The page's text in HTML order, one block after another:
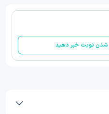
نوبت خبر دهید